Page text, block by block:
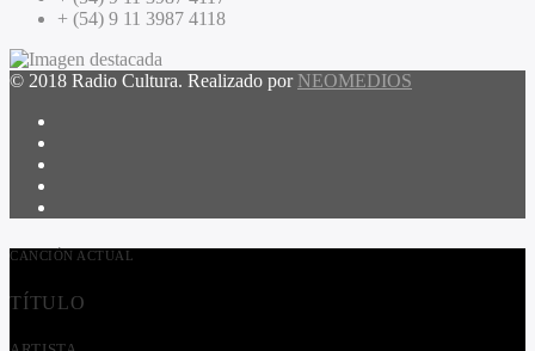
+ (54) 9 11 3987 4118
© 2018 Radio Cultura. Realizado por NEOMEDIOS
CANCIÓN ACTUAL
TÍTULO